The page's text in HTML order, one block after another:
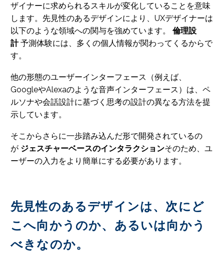
ザイナーに求められるスキルが変化していることを意味
します。先見性のあるデザインにより、UXデザイナーは
以下のような領域への関与を強めています。 倫理設
計予測体験には、多くの個人情報が関わってくるからで
す。
他の形態のユーザーインターフェース（例えば、
GoogleやAlexaのような音声インターフェース）は、ペ
ルソナや会話設計に基づく思考の設計の異なる方法を提
示しています。
そこからさらに一歩踏み込んだ形で開発されているの
が ジェスチャーベースのインタラクションそのため、ユ
ーザーの入力をより簡単にする必要があります。
先見性のあるデザインは、次にど
こへ向かうのか、あるいは向かう
べきなのか。